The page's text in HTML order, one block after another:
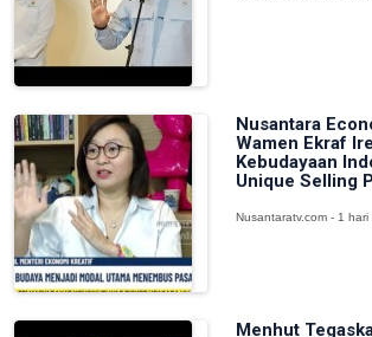
Nusantara
Wamen Ekraf
Kebudayaan
Unique Selling
Nusantaratv.com - 1 hari
Menhut